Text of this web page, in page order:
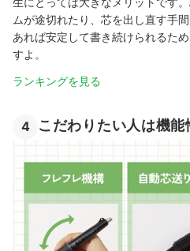
ムが途切れたり、芯を出し直す手
あれば安定して書き続けられるた
すよ。
ランキングを見る
4 こだわりたい人は機能